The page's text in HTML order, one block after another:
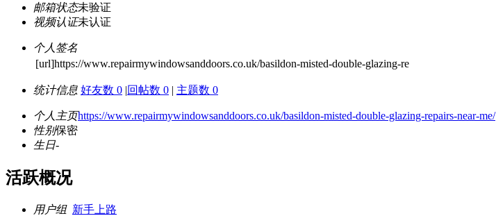
邮箱状态未验证
视频认证未认证
个人签名
[url]https://www.repairmywindowsanddoors.co.uk/basildon-misted-double-glazing-re
统计信息 好友数 0 |回帖数 0 | 主题数 0
个人主页https://www.repairmywindowsanddoors.co.uk/basildon-misted-double-glazing-repairs-near-me/
性别保密
生日-
活跃概况
用户组 新手上路